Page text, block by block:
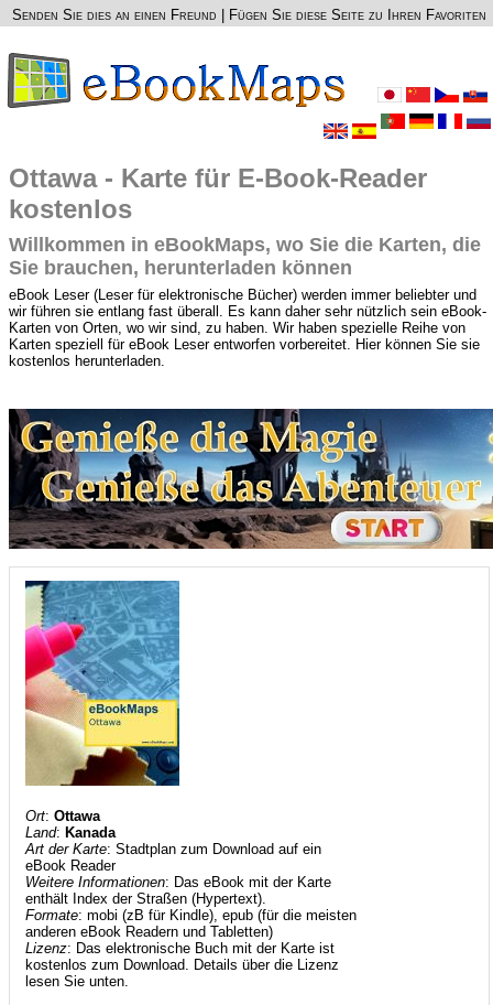
Senden Sie dies an einen Freund Fügen Sie diese Seite zu Ihren Favoriten
Ottawa - Karte für E-Book-Reader
kostenlos
Willkommen in eBookMaps, wo Sie die Karten, die
Sie brauchen, herunterladen können
eBook Leser (Leser für elektronische Bücher) werden immer beliebter und
wir führen sie entlang fast überall. Es kann daher sehr nützlich sein eBook-
Karten von Orten, wo wir sind, zu haben. Wir haben spezielle Reihe von
Karten speziell für eBook Leser entworfen vorbereitet. Hier können Sie sie
kostenlos herunterladen.
Ort:Ottawa
Land: Kanada
Art der Karte: Stadtplan zum Download auf ein
eBook Reader
Weitere Informationen: Das eBook mit der Karte
enthält Index der Straßen (Hypertext).
Formate: mobi (zB für Kindle), epub (für die meisten
anderen eBook Readern und Tabletten)
Lizenz: Das elektronische Buch mit der Karte ist
kostenlos zum Download. Details über die Lizenz
lesen Sie unten.